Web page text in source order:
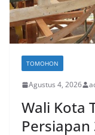
TOMOHON
Agustus 4, 2026
Wali Kota